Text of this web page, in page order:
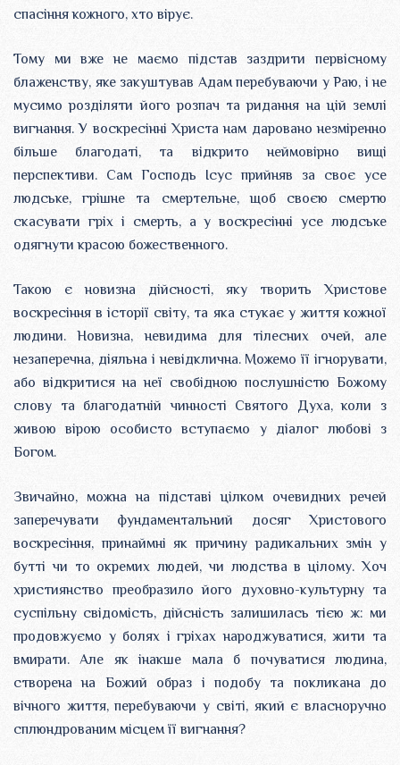
спасіння кожного, хто вірує.
Тому ми вже не маємо підстав заздрити первісному
блаженству, яке закуштував Адам перебуваючи у Раю, і не
мусимо розділяти його розпач та ридання на цій землі
вигнання. У воскресінні Христа нам даровано незміренно
більше благодаті, та відкрито неймовірно вищі
перспективи. Сам Господь Ісус прийняв за своє усе
людське, грішне та смертельне, щоб своєю смертю
скасувати гріх і смерть, а у воскресінні усе людське
одягнути красою божественного.
Такою є новизна дійсності, яку творить Христове
воскресіння в історії світу, та яка стукає у життя кожної
людини. Новизна, невидима для тілесних очей, але
незаперечна, діяльна і невідклична. Можемо її ігнорувати,
або відкритися на неї свобідною послушністю Божому
слову та благодатній чинності Святого Духа, коли з
живою вірою особисто вступаємо у діалог любові з
Богом.
Звичайно, можна на підставі цілком очевидних речей
заперечувати фундаментальний досяг Христового
воскресіння, принаймні як причину радикальних змін у
бутті чи то окремих людей, чи людства в цілому. Хоч
християнство преобразило його духовно-культурну та
суспільну свідомість, дійсність залишилась тією ж: ми
продовжуємо у болях і гріхах народжуватися, жити та
вмирати. Але як інакше мала б почуватися людина,
створена на Божий образ і подобу та покликана до
вічного життя, перебуваючи у світі, який є власноручно
сплюндрованим місцем її вигнання?